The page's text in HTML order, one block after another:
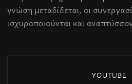
γνώση μεταδίδεται, οι
ισχυροποιούνται και
YOUTUBE